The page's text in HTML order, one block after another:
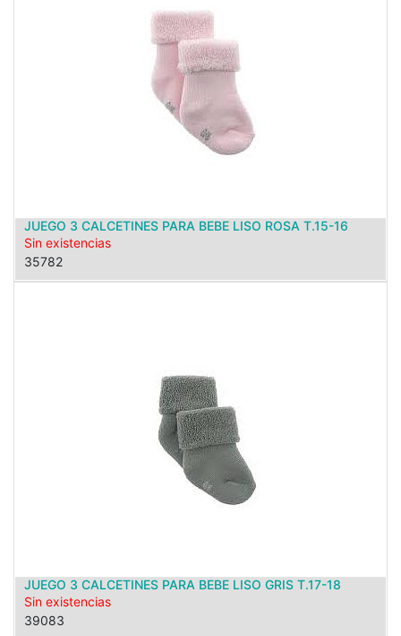
JUEGO 3 CALCETINES PARA BEBE LISO ROSA T.15-16
Sin existencias
35782
JUEGO 3 CALCETINES PARA BEBE LISO GRIS T.17-18
Sin existencias
39083